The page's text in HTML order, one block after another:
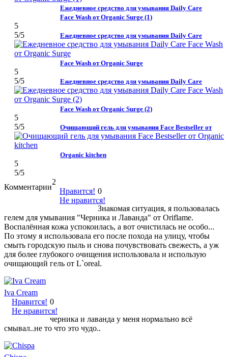
Ежедневное средство для умывания Daily Care
Face Wash от Organic Surge (1)
5
5/5 Ежедневное средство для умывания Daily Care
Face Wash от Organic Surge
5
5/5 Ежедневное средство для умывания Daily Care
Face Wash от Organic Surge (2)
5
5/5 Очищающий гель для умывания Face Bestseller от
Organic kitchen
5
5/5
Комментарии
2
Нравится!
Не нравится!
0
Знакомая ситуация, я пользовалась
гелем для умывания "Черника и Лаванда" от Oriflame.
Воспалённая кожа успокоилась, а вот очистилась не особо...
По этому я использовала его после похода на улицу, чтобы
смыть городскую пыль и снова почувствовать свежесть, а уж
для более глубокого очищения использовала и использую
очищающий гель от L`oreal.
Iva Cream
Нравится!
Не нравится!
0
черника и лаванда у меня нормально всё
смывал..не то что это чудо..